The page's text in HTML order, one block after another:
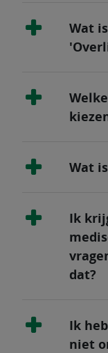
Wat
Wat is
Ik
dat?
Ik
niet